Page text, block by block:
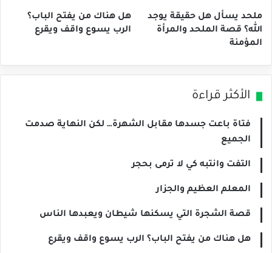
ملحد يسأل هل حقيقة يوجد
الله؟ قصة الملحد والمرأة
المؤمنة
هل هناك من يفتح الباب؟
الرب يسوع واقف ويقرع
الأكثر قراءة
فتاة باعت جسدها مقابل الشهرة… لكن النهاية صدمت
الجميع
التفت وانتبه كي لا ترمى بحجر
المعلم العظيم والجزار
قصة الشجرة التي يسكنها شيطان ويعبدها الناس
هل هناك من يفتح الباب؟ الرب يسوع واقف ويقرع